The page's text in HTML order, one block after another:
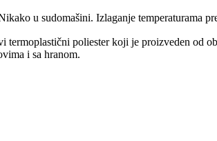
u sudomašini. Izlaganje temperaturama
poliester koji je proizveden od
i sa hranom.